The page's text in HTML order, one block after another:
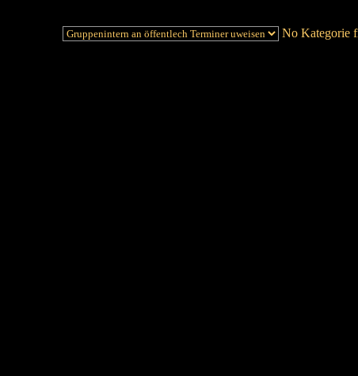
No Kategorie